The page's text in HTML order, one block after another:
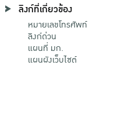
ลิงก์ที่เกี่ยวข้อง
หมายเลขโทรศัพท์
ลิงก์ด่วน
แผนที่ มก.
แผนผังเว็บไซต์